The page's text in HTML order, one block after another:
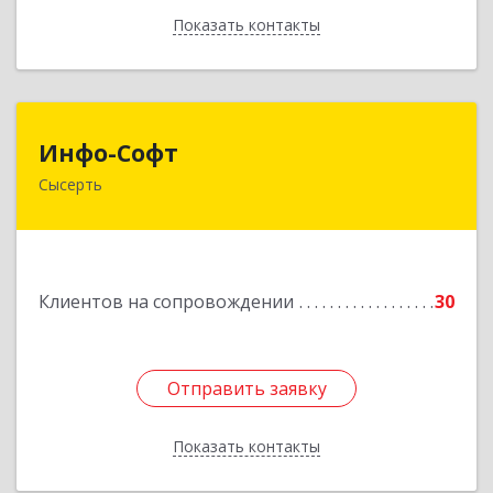
Показать контакты
Назад
Инфо-Софт
Сысерть
Клиентов на сопровождении 30
Отправить заявку
Показать контакты
624021, Свердловская обл, Сысерть г, Коммуны
Отправить заявку
Назад